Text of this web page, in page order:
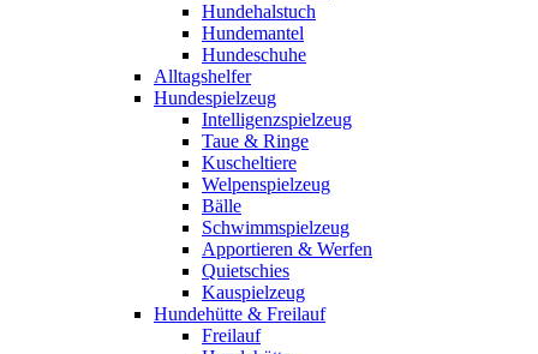
Hundehalstuch
Hundemantel
Hundeschuhe
Alltagshelfer
Hundespielzeug
Intelligenzspielzeug
Taue & Ringe
Kuscheltiere
Welpenspielzeug
Bälle
Schwimmspielzeug
Apportieren & Werfen
Quietschies
Kauspielzeug
Hundehütte & Freilauf
Freilauf